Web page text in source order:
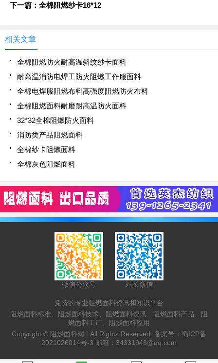
下一篇：全棉阻燃纱卡16*12
相关文章
全棉阻燃防火耐高温斜纹纱卡面料
耐高温消防电焊工防火阻燃工作服面料
全棉电焊服阻燃布料高强度阻燃防火布料
全棉阻燃面料耐磨耐高温防火面料
32*32全棉阻燃防火面料
消防类产品阻燃面料
全棉纱卡阻燃面料
全棉灰色阻燃面料
微信公众号 站长微信
免费的专业阻燃面料资讯和知识平台
阻燃面料标准、阻燃面料技术、阻燃面料资讯、阻燃面料产品、阻
燃面料工厂、阻燃面料应用
Copyright © 阻燃面料网 | All Rights Reserved. 备案号： 蜀ICP备
2021026014号-3 邮箱： 34331943@qq.com